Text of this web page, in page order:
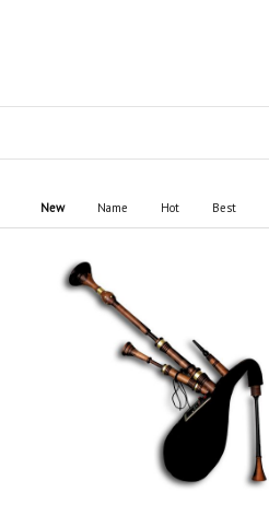
New Name Hot Best